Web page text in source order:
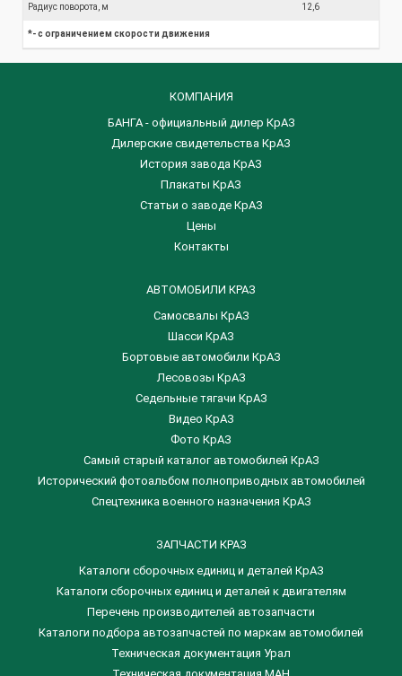
Радиус поворота, м 12,6
*- с ограничением скорости движения
КОМПАНИЯ
БАНГА - официальный дилер КрАЗ
Дилерские свидетельства КрАЗ
История завода КрАЗ
Плакаты КрАЗ
Статьи о заводе КрАЗ
Цены
Контакты
АВТОМОБИЛИ КРАЗ
Самосвалы КрАЗ
Шасси КрАЗ
Бортовые автомобили КрАЗ
Лесовозы КрАЗ
Седельные тягачи КрАЗ
Видео КрАЗ
Фото КрАЗ
Самый старый каталог автомобилей КрАЗ
Исторический фотоальбом полноприводных автомобилей
Спецтехника военного назначения КрАЗ
ЗАПЧАСТИ КРАЗ
Каталоги сборочных единиц и деталей КрАЗ
​Каталоги сборочных единиц и деталей к двигателям
Перечень производителей автозапчасти
Каталоги подбора автозапчастей по маркам автомобилей
Техническая документация Урал